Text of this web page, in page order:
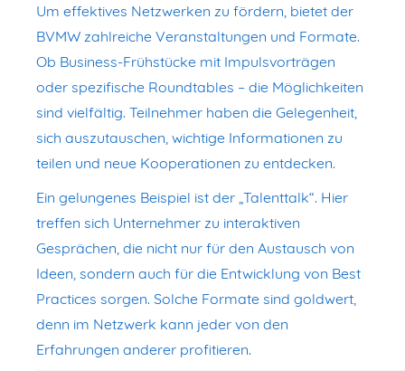
Um effektives Netzwerken zu fördern, bietet der
BVMW zahlreiche Veranstaltungen und Formate.
Ob Business-Frühstücke mit Impulsvorträgen
oder spezifische Roundtables – die Möglichkeiten
sind vielfältig. Teilnehmer haben die Gelegenheit,
sich auszutauschen, wichtige Informationen zu
teilen und neue Kooperationen zu entdecken.
Ein gelungenes Beispiel ist der „Talenttalk“. Hier
treffen sich Unternehmer zu interaktiven
Gesprächen, die nicht nur für den Austausch von
Ideen, sondern auch für die Entwicklung von Best
Practices sorgen. Solche Formate sind goldwert,
denn im Netzwerk kann jeder von den
Erfahrungen anderer profitieren.